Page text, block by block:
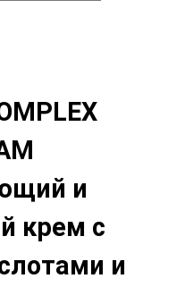
и
крем с
и